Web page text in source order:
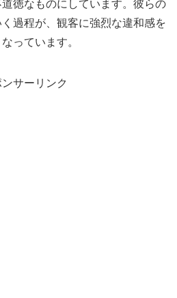
徳なものにしています。彼らの
過程が、観客に強烈な違和感を
っています。
ンサーリンク